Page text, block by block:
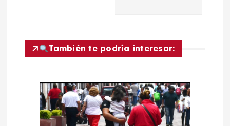
c
También te podría interesar: